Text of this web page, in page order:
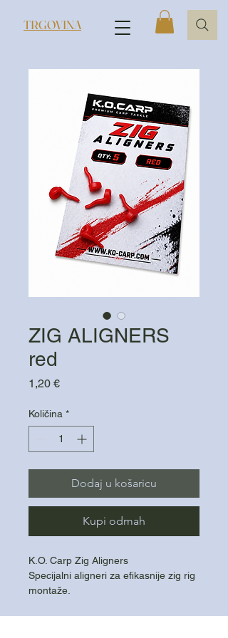
TRGOVINA
ZIG ALIGNERS
red
1,20 €Cijena
Količina *
Dodaj u košaricu
Kupi odmah
K.O. Carp Zig Aligners
Specijalni aligneri za efikasnije zig rig
montaže.